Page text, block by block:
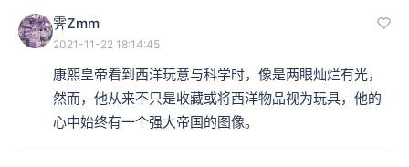
清 康熙 铜胎画珐琅方盘
这种施釉的技术让珐琅真正成为中国的标志，让珐琅工艺
在东方开出奇花异草；而这奇异花园的出现，与一位对世
霁Zmm
2021-11-22 18:14:45
康熙皇帝看到西洋玩意与科学时，像是两眼灿烂有光，
然而，他从来不只是收藏或将西洋物品视为玩具，他的
心中始终有一个强大帝国的图像。